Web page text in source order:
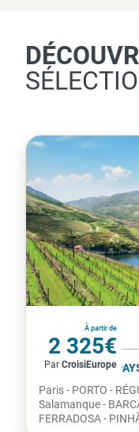
À partir de
2 325€
par personne
Par CroisiEurope
Portugal
LE PORTUGAL,
Paris - PORTO -
Salamanque -
FERRADOSA -